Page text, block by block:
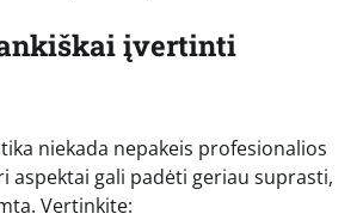
įvertinti
niekada nepakeis profesionalios
aspektai gali padėti geriau suprasti,
Vertinkite: